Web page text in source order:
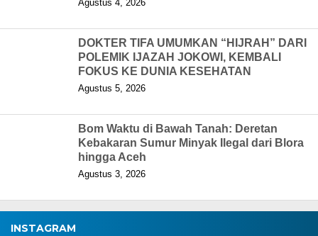
Agustus 4, 2026
DOKTER TIFA UMUMKAN “HIJRAH” DARI
POLEMIK IJAZAH JOKOWI, KEMBALI
FOKUS KE DUNIA KESEHATAN
Agustus 5, 2026
Bom Waktu di Bawah Tanah: Deretan
Kebakaran Sumur Minyak Ilegal dari Blora
hingga Aceh
Agustus 3, 2026
INSTAGRAM